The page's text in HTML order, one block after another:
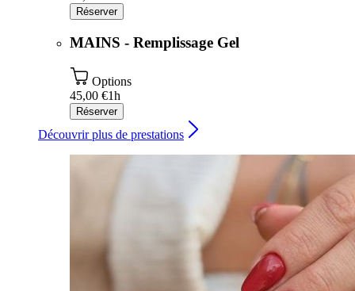
Réserver
MAINS - Remplissage Gel
Options
45,00 €1h
Réserver
Découvrir plus de prestations